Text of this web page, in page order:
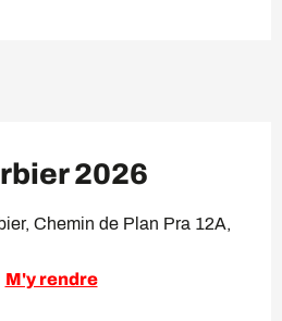
2026
Chemin de Plan Pra 12A,
M'y rendre